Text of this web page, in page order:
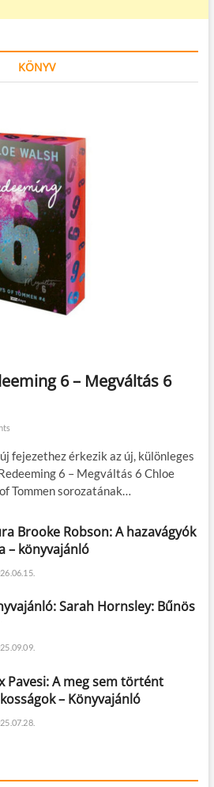
KÖNYV
6 – Megváltás 6
fejezethez érkezik az új, különleges
6 – Megváltás 6 Chloe
Tommen sorozatának…
Brooke Robson: A hazavágyók
– könyvajánló
Sarah Hornsley: Bűnös
Pavesi: A meg sem történt
– Könyvajánló